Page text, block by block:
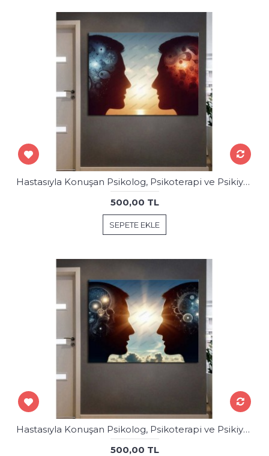
Hastasıyla Konuşan Psikolog, Psikoterapi ve Psikiyatri Merkezi, Terapi Odası Tablosu psk96
500,00 TL
SEPETE EKLE
Hastasıyla Konuşan Psikolog, Psikoterapi ve Psikiyatri Merkezi, Terapi Odası Tablosu psk97
500,00 TL